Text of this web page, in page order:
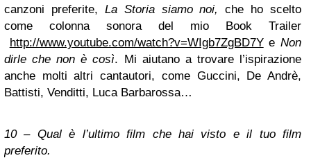
canzoni preferite, La Storiasiamo noi,
che ho scelto
come colonna sonora del mio Book Trailer
http://www.youtube.com/watch?v=WIgb7ZgBD7YeNon
dirle che non è così. Mi aiutano a trovare l’ispirazione
anche molti altri cantautori, come Guccini, De Andrè,
Battisti, Venditti, Luca Barbarossa…
10 – Qual è l’ultimo film che hai visto e il tuo film
preferito.